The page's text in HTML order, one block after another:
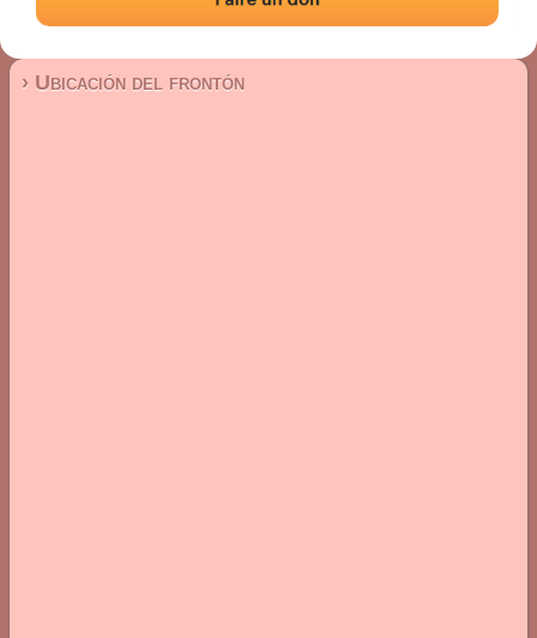
Localización|Fotos|Comentarios y reseñas
› Ubicación del frontón